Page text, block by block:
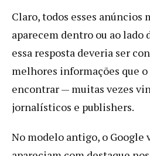
Claro, todos esses anúncios
aparecem dentro ou ao lado
essa resposta deveria ser
melhores informações que
encontrar — muitas vezes
jornalísticos e publishers.
No modelo antigo, o Google